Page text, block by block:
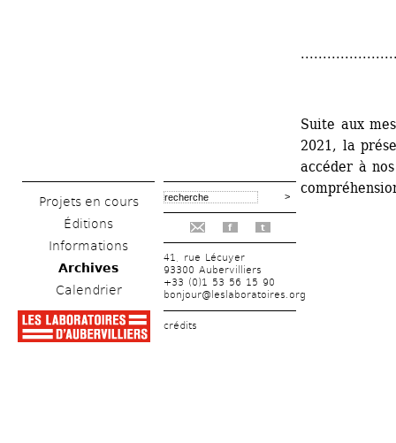
Projets en cours
Éditions
Informations
Archives
Calendrier
f t
41, rue Lécuyer
93300 Aubervilliers
+33 (0)1 53 56 15 90
bonjour@leslaboratoires.org
crédits
Suite aux
2021, la
accéder à